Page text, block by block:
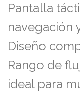
Pantalla
navegación
Diseño
Rango de
ideal para